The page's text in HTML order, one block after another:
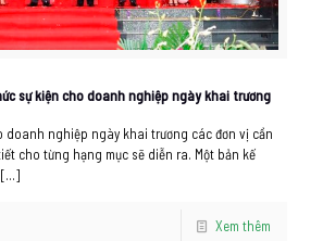
sự kiện cho doanh nghiệp ngày khai trương
doanh nghiệp ngày khai trương các đơn vị cần
cho từng hạng mục sẽ diễn ra. Một bản kế
[…]
Xem thêm